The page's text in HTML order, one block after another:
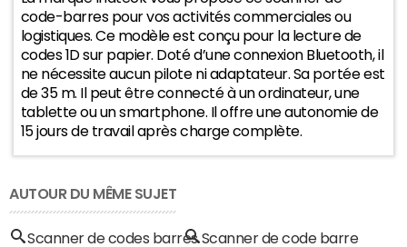
2025 2026
60
65
code-barres pour vos activités commerciales ou
logistiques. Ce modèle est conçu pour la lecture de
codes 1D sur papier. Doté d’une connexion Bluetooth, il
ne nécessite aucun pilote ni adaptateur. Sa portée est
de 35 m. Il peut être connecté à un ordinateur, une
tablette ou un smartphone. Il offre une autonomie de
15 jours de travail après charge complète.
AUTOUR DU MÊME SUJET
Scanner de codes barres Scanner de code barre